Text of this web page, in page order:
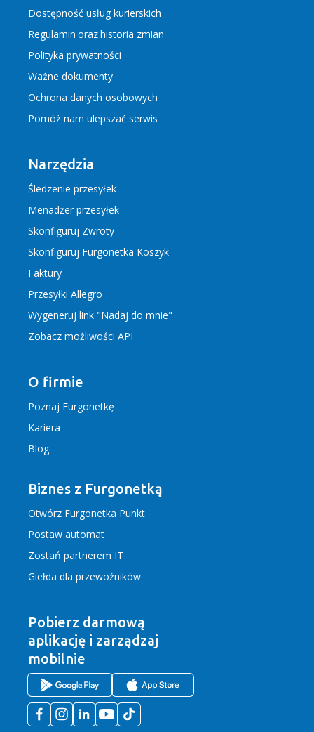
Dostępność usług kurierskich
Regulamin orazhistoria zmian
Polityka prywatności
Ważne dokumenty
Ochrona danych osobowych
Pomóż nam ulepszać serwis
Narzędzia
Śledzenie przesyłek
Menadżer przesyłek
Skonfiguruj Zwroty
Skonfiguruj Furgonetka Koszyk
Faktury
Przesyłki Allegro
Wygeneruj link "Nadaj do mnie"
Zobacz możliwości API
O firmie
Poznaj Furgonetkę
Kariera
Blog
Biznes z Furgonetką
Otwórz Furgonetka Punkt
Postaw automat
Zostań partnerem IT
Giełda dla przewoźników
Pobierz darmową
aplikację i zarządzaj
mobilnie